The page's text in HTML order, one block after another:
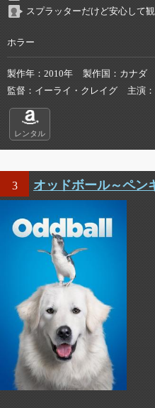
スプラッターだけど安心して
ホラー
製作年 2010年 製作国 カナダ
監督
イーライ・クレイグ 主演
レンタル
3 オッドボール～ペン